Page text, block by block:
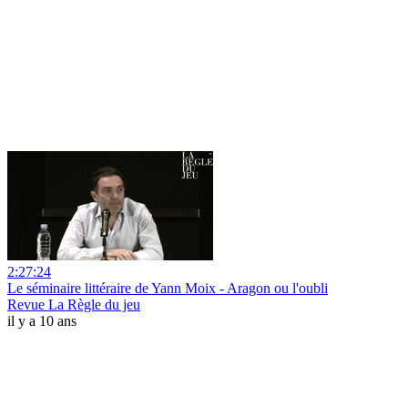
2:27:24
Le séminaire littéraire de Yann Moix - Aragon ou l'oubli
Revue La Règle du jeu
il y a 10 ans